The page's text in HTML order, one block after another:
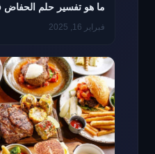
ما هو تفسير حلم الحفاض
فبراير 16, 2025